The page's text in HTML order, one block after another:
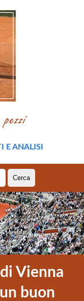
E ANALISI
Vienna
buon